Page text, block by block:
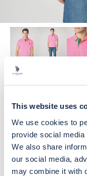
This website uses
We use cookies to
provide social
We also share
our social media,
may combine it with
POLO SHIRT A MANICHE
Polo shirt a
logo colorato e
30%